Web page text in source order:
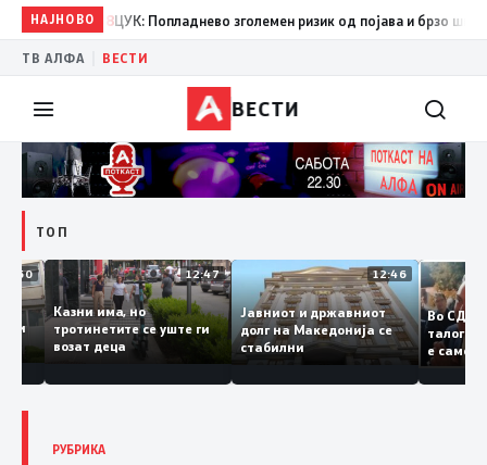
НАЈНОВО
08:38ЦУК: Попладнево зголемен ризик од појава и брзо ширење на
ТВ АЛФА ВЕСТИ
ВЕСТИ
ТОП
12:50
судии и
12:47
Казни има, но
тротинетите се уште ги
возат деца
12:46
Јавниот и државниот
долг на Македонија се
стабилни
Во
е
РУБРИКА